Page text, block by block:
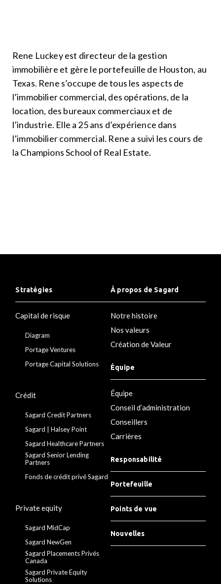
Rene Luckey est directeur de la gestion
immobilière et gère le portefeuille de Houston, au
Texas. Rene s’occupe de tous les aspects de
l’immobilier commercial, des opérations, de la
location, des bureaux commerciaux et de
l’industrie. Elle a 25 ans d’expérience dans
l’immobilier commercial. Rene a suivi les cours de
la Champions School of Real Estate.
Stratégies
Capital de risque
Diagram
Portage Ventures
Portage Capital Solutions
Crédit
Sagard Credit Partners
Sagard | Halsey Point
Sagard Healthcare Partners
Sagard Senior Lending
Partners
Fonds de crédit privé Sagard
Private equity
Sagard MidCap
Sagard NewGen
Sagard Placements Privés
Canada
Sagard Private Equity
Solutions
À propos de Sagard
Notre histoire
Nos valeurs
Création de Valeur
Équipe
Équipe
Conseil d’administration
Conseillers
Carrières
Responsabilité
Portefeuille
Points de vue
Nouvelles